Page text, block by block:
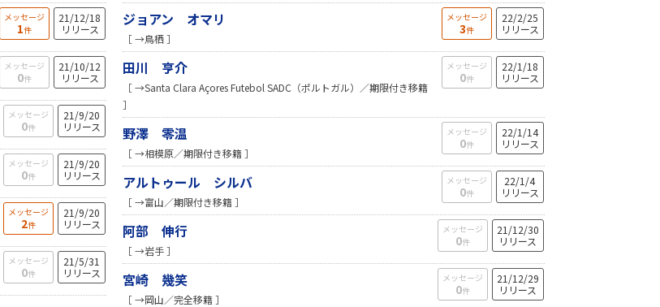
メッセージ
1件
21/12/18
リリース
メッセージ
0件
21/10/12
リリース
メッセージ
0件
21/9/20
リリース
メッセージ
0件
21/9/20
リリース
メッセージ
2件
21/9/20
リリース
メッセージ
0件
21/5/31
リリース
ジョアン オマリ
［ →鳥栖 ］
メッセージ
3件
22/2/25
リリース
田川 亨介
［ →Santa Clara Açores Futebol SADC（ポルトガル）／期限付き移籍
］
メッセージ
0件
22/1/18
リリース
野澤 零温
［ →相模原／期限付き移籍 ］
メッセージ
0件
22/1/14
リリース
アルトゥール シルバ
［ →富山／期限付き移籍 ］
メッセージ
0件
22/1/4
リリース
阿部 伸行
［ →岩手 ］
メッセージ
0件
21/12/30
リリース
宮崎 幾笑
［ →岡山／完全移籍 ］
メッセージ
0件
21/12/29
リリース